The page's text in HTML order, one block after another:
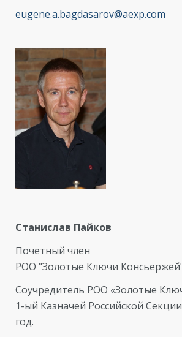
eugene.a.bagdasarov@aexp.com
Станислав Пайков
Почетный член
РОО "Золотые Ключи
Соучредитель РОО «Золотые
1-ый Казначей Российской
год.